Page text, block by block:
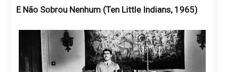
E Não Sobrou Nenhum (Ten Little Indians, 1965)